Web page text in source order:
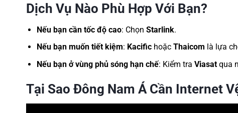
Dịch Vụ Nào Phù Hợp Với Bạn?
Nếu bạn cần tốc độ cao: Chọn Starlink.
Nếu bạn muốn tiết kiệm: Kacifichoặc Thaicom là lựa
Nếu bạn ở vùng phủ sóng hạn chế: Kiểm tra Viasatqua
Tại Sao Đông Nam Á Cần Internet